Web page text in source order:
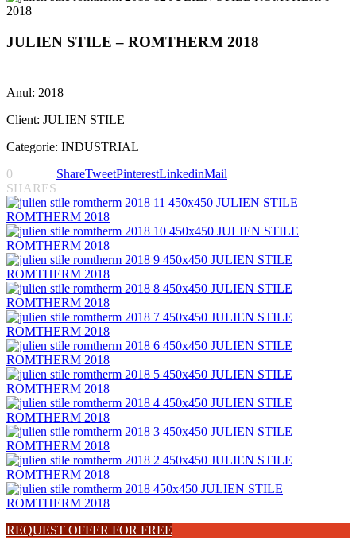
JULIEN STILE – ROMTHERM 2018
Anul: 2018
Client: JULIEN STILE
Categorie: INDUSTRIAL
0
SHARES
ShareTweetPinterestLinkedinMail
REQUEST OFFER FOR FREE